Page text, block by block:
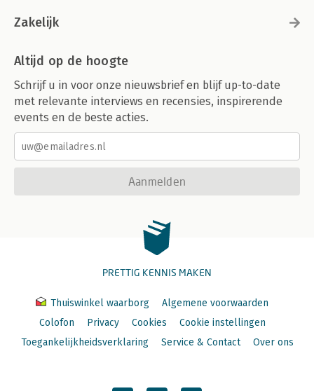
Zakelijk
Altijd op de hoogte
Schrijf u in voor onze nieuwsbrief en blijf up-to-date
met relevante interviews en recensies, inspirerende
events en de beste acties.
Aanmelden
PRETTIG KENNIS MAKEN
Thuiswinkel waarborg
Algemene voorwaarden
Colofon
Privacy Cookies
Cookie instellingen
Toegankelijkheidsverklaring
Service & Contact Over ons